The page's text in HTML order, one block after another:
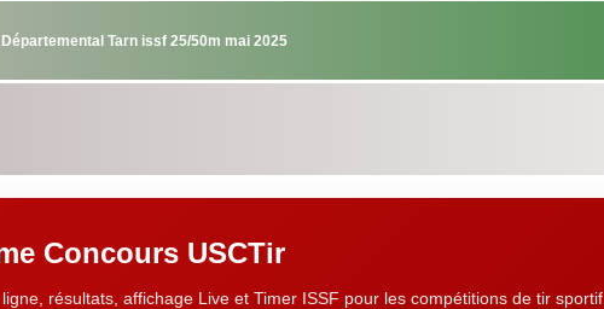
Tarn issf 25/50m mai 2025
Concours USCTir
résultats, affichage Live et Timer ISSF pour les compétitions de tir sportif.